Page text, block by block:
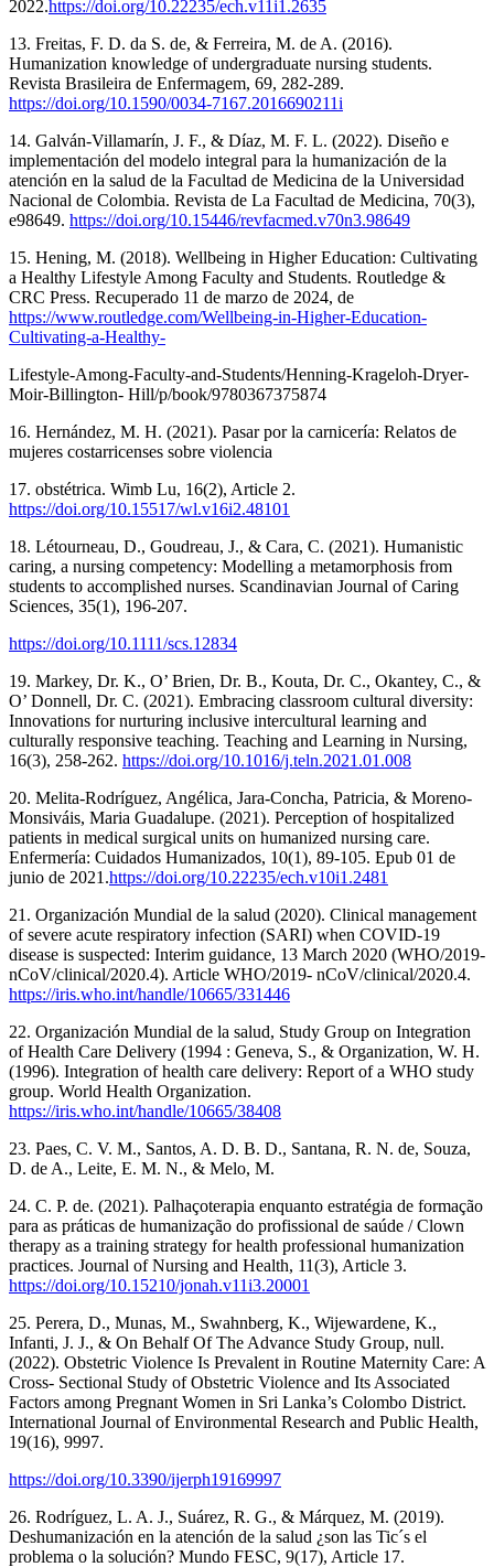
2022.https://doi.org/10.22235/ech.v11i1.2635
13. Freitas, F. D. da S. de, & Ferreira, M. de A. (2016).
Humanization knowledge of undergraduate nursing students.
Revista Brasileira de Enfermagem, 69, 282-289.
https://doi.org/10.1590/0034-7167.2016690211i
14. Galván-Villamarín, J. F., & Díaz, M. F. L. (2022). Diseño e
implementación del modelo integral para la humanización de la
atención en la salud de la Facultad de Medicina de la Universidad
Nacional de Colombia. Revista de La Facultad de Medicina, 70(3),
e98649. https://doi.org/10.15446/revfacmed.v70n3.98649
15. Hening, M. (2018). Wellbeing in Higher Education: Cultivating
a Healthy Lifestyle Among Faculty and Students. Routledge &
CRC Press. Recuperado 11 de marzo de 2024, de
https://www.routledge.com/Wellbeing-in-Higher-Education-
Cultivating-a-Healthy-
Lifestyle-Among-Faculty-and-Students/Henning-Krageloh-Dryer-
Moir-Billington- Hill/p/book/9780367375874
16. Hernández, M. H. (2021). Pasar por la carnicería: Relatos de
mujeres costarricenses sobre violencia
17. obstétrica. Wimb Lu, 16(2), Article 2.
https://doi.org/10.15517/wl.v16i2.48101
18. Létourneau, D., Goudreau, J., & Cara, C. (2021). Humanistic
caring, a nursing competency: Modelling a metamorphosis from
students to accomplished nurses. Scandinavian Journal of Caring
Sciences, 35(1), 196-207.
https://doi.org/10.1111/scs.12834
19. Markey, Dr. K., O’ Brien, Dr. B., Kouta, Dr. C., Okantey, C., &
O’ Donnell, Dr. C. (2021). Embracing classroom cultural diversity:
Innovations for nurturing inclusive intercultural learning and
culturally responsive teaching. Teaching and Learning in Nursing,
16(3), 258-262. https://doi.org/10.1016/j.teln.2021.01.008
20. Melita-Rodríguez, Angélica, Jara-Concha, Patricia, & Moreno-
Monsiváis, Maria Guadalupe. (2021). Perception of hospitalized
patients in medical surgical units on humanized nursing care.
Enfermería: Cuidados Humanizados, 10(1), 89-105. Epub 01 de
junio de 2021.https://doi.org/10.22235/ech.v10i1.2481
21. Organización Mundial de la salud (2020). Clinical management
of severe acute respiratory infection (SARI) when COVID-19
disease is suspected: Interim guidance, 13 March 2020 (WHO/2019-
nCoV/clinical/2020.4). Article WHO/2019- nCoV/clinical/2020.4.
https://iris.who.int/handle/10665/331446
22. Organización Mundial de la salud, Study Group on Integration
of Health Care Delivery (1994 : Geneva, S., & Organization, W. H.
(1996). Integration of health care delivery: Report of a WHO study
group. World Health Organization.
https://iris.who.int/handle/10665/38408
23. Paes, C. V. M., Santos, A. D. B. D., Santana, R. N. de, Souza,
D. de A., Leite, E. M. N., & Melo, M.
24. C. P. de. (2021). Palhaçoterapia enquanto estratégia de formação
para as práticas de humanização do profissional de saúde / Clown
therapy as a training strategy for health professional humanization
practices. Journal of Nursing and Health, 11(3), Article 3.
https://doi.org/10.15210/jonah.v11i3.20001
25. Perera, D., Munas, M., Swahnberg, K., Wijewardene, K.,
Infanti, J. J., & On Behalf Of The Advance Study Group, null.
(2022). Obstetric Violence Is Prevalent in Routine Maternity Care: A
Cross- Sectional Study of Obstetric Violence and Its Associated
Factors among Pregnant Women in Sri Lanka’s Colombo District.
International Journal of Environmental Research and Public Health,
19(16), 9997.
https://doi.org/10.3390/ijerph19169997
26. Rodríguez, L. A. J., Suárez, R. G., & Márquez, M. (2019).
Deshumanización en la atención de la salud ¿son las Tic´s el
problema o la solución? Mundo FESC, 9(17), Article 17.